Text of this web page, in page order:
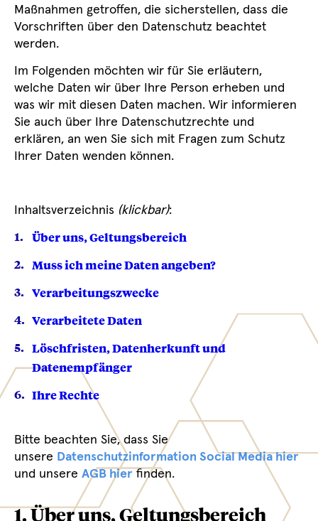
Maßnahmen getroffen, die sicherstellen, dass die
Vorschriften über den Datenschutz beachtet
werden.
Im Folgenden möchten wir für Sie erläutern,
welche Daten wir über Ihre Person erheben und
was wir mit diesen Daten machen. Wir informieren
Sie auch über Ihre Datenschutzrechte und
erklären, an wen Sie sich mit Fragen zum Schutz
Ihrer Daten wenden können.
Inhaltsverzeichnis (klickbar):
Über uns, Geltungsbereich
Muss ich meine Daten angeben?
Verarbeitungszwecke
Verarbeitete Daten
Löschfristen, Datenherkunft und
Datenempfänger
Ihre Rechte
Bitte beachten Sie, dass Sie
unsere Datenschutzinformation Social Media hier
und unsere AGB hier finden.
1. Über uns, Geltungsbereich